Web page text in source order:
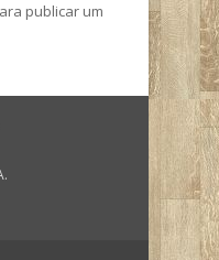
publicar um